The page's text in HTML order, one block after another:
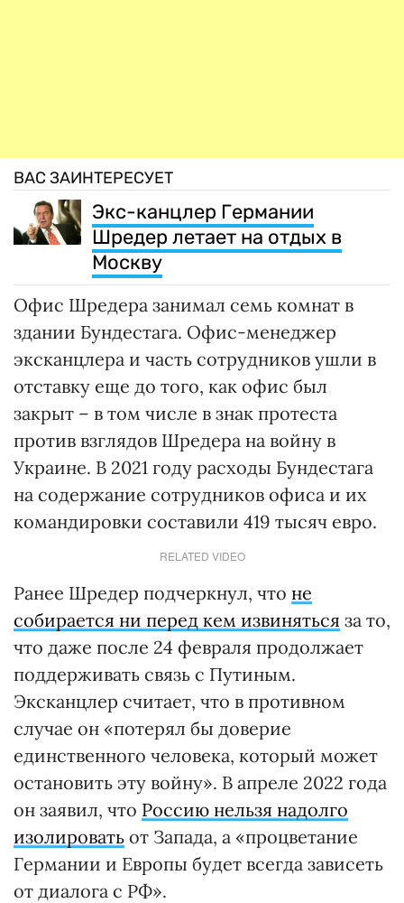
ВАС ЗАИНТЕРЕСУЕТ
Экс-канцлер Германии
Шредер летает на отдых в
Москву
Офис Шредера занимал семь комнат в
здании Бундестага. Офис-менеджер
эксканцлера и часть сотрудников ушли в
отставку еще до того, как офис был
закрыт – в том числе в знак протеста
против взглядов Шредера на войну в
Украине. В 2021 году расходы Бундестага
на содержание сотрудников офиса и их
командировки составили 419 тысяч евро.
RELATED VIDEO
Ранее Шредер подчеркнул, что не
собирается ни перед кем извиняться за то,
что даже после 24 февраля продолжает
поддерживать связь с Путиным.
Эксканцлер считает, что в противном
случае он «потерял бы доверие
единственного человека, который может
остановить эту войну». В апреле 2022 года
он заявил, что Россию нельзя надолго
изолировать от Запада, а «процветание
Германии и Европы будет всегда зависеть
от диалога с РФ».